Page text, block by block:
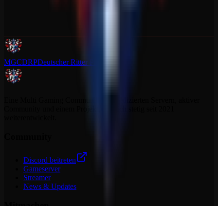
MGCDRPDeutscher Ritter Platz
Discord beitreten
Gameserver
Streamer
News & Updates